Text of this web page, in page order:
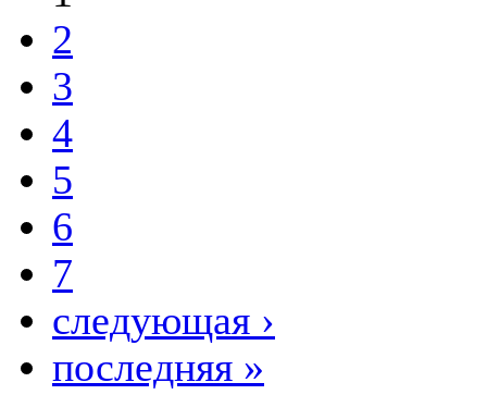
2
3
4
5
6
7
следующая ›
последняя »